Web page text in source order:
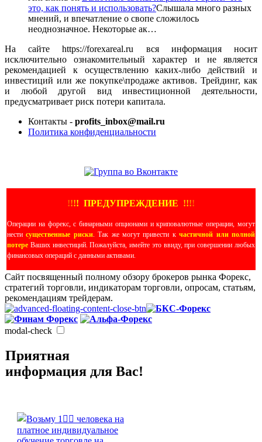
это, как понять и использовать?Слышала много разных
мнений, и впечатление о свопе сложилось
неоднозначное. Некоторые ак…
На сайте https://forexareal.ru вся информация носит
исключительно ознакомительный характер и не является
рекомендацией к осуществлению каких-либо действий и
инвестиций или же покупке\продаже активов. Трейдинг, как
и любой другой вид инвестиционной деятельности,
предусматривает риск потери капитала.
Контакты - profits_inbox@mail.ru
Политика конфиденциальности
!!!! ПРЕДУПРЕЖДЕНИЕ !!!!
Операции на форекс, с бинарными опционами и криповалютные операции, могут
нестисущественные риски. Так же могут привести кчастичной или полной
потере Ваших инвестиций. Пожалуйста, имейте это ввиду, при совершении любых
финансовых операций с данными активами.
Сайт посвященный полному обзору брокеров рынка Форекс,
стратегий торговли, индикаторам торговли, опросам, статьям,
рекомендациям трейдерам.
modal-check
Приятная
информация для Вас!